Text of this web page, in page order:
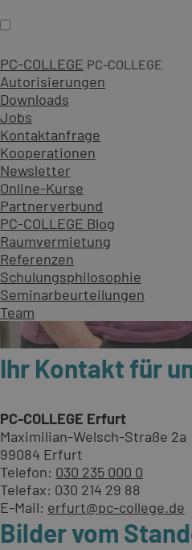
PC-COLLEGE PC-COLLEGE
Autorisierungen
Downloads
Jobs
Kontaktanfrage
Kooperationen
Newsletter
Online-Kurse
Partnerverbund
PC-COLLEGE Blog
Raumvermietung
Referenzen
Schulungsphilosophie
Seminarbeurteilungen
Team
Ihr Kontakt für
PC-COLLEGE Erfurt
Maximilian-Welsch-Straße 2a
99084 Erfurt
Telefon: 030 235 000 0
Telefax: 030 214 29 88
E-Mail: erfurt@pc-college.de
Bilder vom